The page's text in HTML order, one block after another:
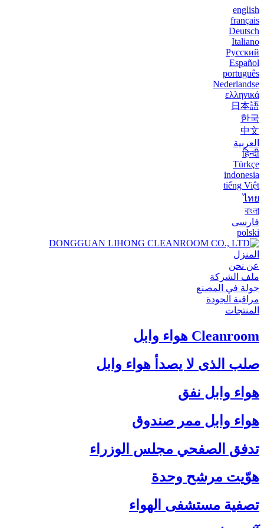
english
français
Deutsch
Italiano
Русский
Español
português
Nederlandse
ελληνικά
日本語
한국
中文
العربية
हिन्दी
Türkçe
indonesia
tiếng Việt
ไทย
বাংলা
فارسی
polski
المنزل
عن نحن
ملف الشركة
جولة في المصنع
مراقبة الجودة
المنتجات
Cleanroom هواء وابل
صلب الذى لا يصدأ هواء وابل
هواء وابل نفق
هواء وابل ممر صندوق
تدفق الصفحي مجلس الوزراء
هوّيت مرشح وحدة
تصفية مستشفى الهواء